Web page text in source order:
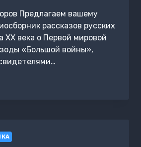
Предлагаем вашему
рассказов русских
XX века о Первой мировой
«Большой войны»,